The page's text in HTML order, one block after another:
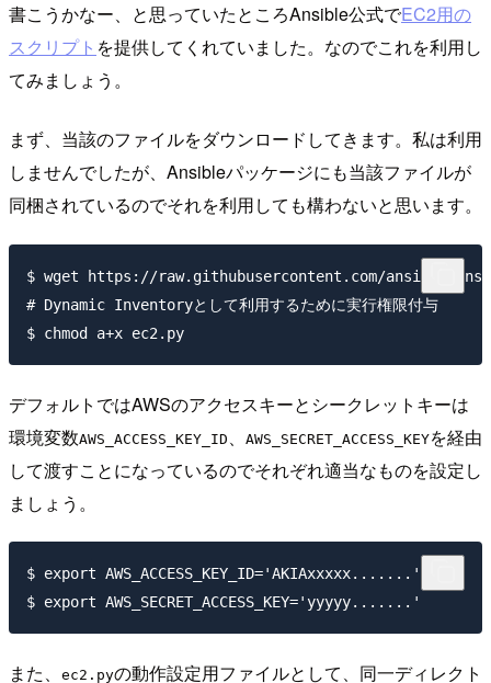
書こうかなー、と思っていたところAnsible公式でEC2用の
スクリプト を提供してくれていました。なのでこれを利用し
てみましょう。
まず、当該のファイルをダウンロードしてきます。私は利用
しませんでしたが、Ansibleパッケージにも当該ファイルが
同梱されているのでそれを利用しても構わないと思います。
$ wget https://raw.githubusercontent.com/ansible/
# Dynamic Inventoryとして利用するために実行権限付与
デフォルトではAWSのアクセスキーとシークレットキーは
環境変数AWS_ACCESS_KEY_ID 、 AWS_SECRET_ACCESS_KEYを経由
して渡すことになっているのでそれぞれ適当なものを設定し
ましょう。
$ export AWS_ACCESS_KEY_ID='AKIAxxxxx.......'
また、 ec2.pyの動作設定用ファイルとして、同一ディレクト